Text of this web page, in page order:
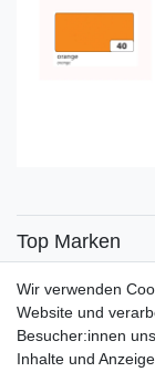
Top Marken
Top Themen
Adventskalender
Wir verwenden
Website und
Besucher:innen
Inhalte und